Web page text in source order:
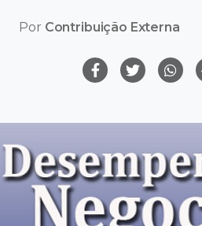
Por Contribuição Externa